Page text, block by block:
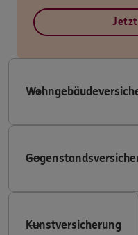
Kunstversicherung